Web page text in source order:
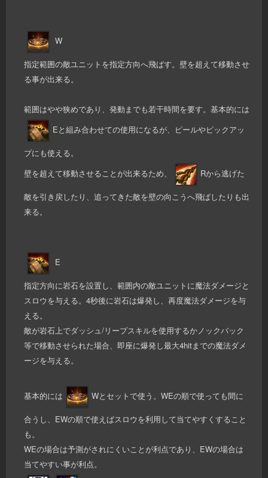
W
指定範囲の敵ユニットを指定方向へ飛ばす。壁を超えて移動させ
る事が出来る。
範囲はやや狭めであり、発動までも若干時間を要す。基本的には
Eと組み合わせての使用になるが、ピールやピックアッ
プにも使える。
壁を超えて移動させることが出来るため、
Rから逃げた
敵を引き戻したり、追ってきた敵を壁の向こうへ飛ばしたりも出
来る。
E
指定方向に岩石を設置し、範囲内の敵ユニットに魔法ダメージと
スロウを与える。4秒後に岩石は爆発し、再度魔法ダメージを与
える。
敵が岩石上でダッシュ/リープスキルを使用するかノックバック
等で移動させられた場合、即座に爆発し最大4hitまでの魔法ダメ
ージを与える。
基本的には Wとセットで使う。WEの順で使っても間に
合うし、EWの順で使えばスロウを利用して当てやすくすること
も。
WEの場合は予測がされにくいことが利点であり、EWの場合は
当てやすい事が利点。